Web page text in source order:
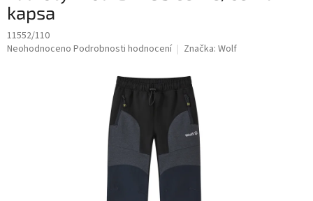
kapsa
11552/110
Průměrné
Neohodnoceno Podrobnosti hodnocení Značka: Wolf